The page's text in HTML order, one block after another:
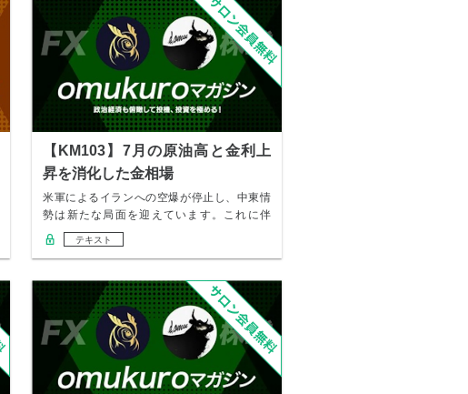
【KM103】7月の原油高と金利上
昇を消化した金相場
米軍によるイランへの空爆が停止し、中東情
勢は新たな局面を迎えています。これに伴
い、金融市場…
テキスト